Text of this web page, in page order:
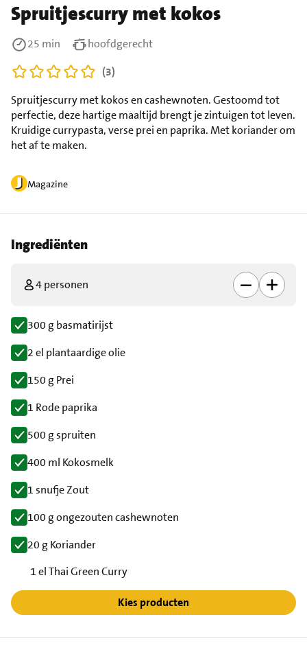
Spruitjescurry met kokos
Magazine
Spruitjescurry met kokos en cashewnoten. Gestoomd tot
perfectie, deze hartige maaltijd brengt je zintuigen tot leven.
Kruidige currypasta, verse prei en paprika. Met koriander om
het af te maken.
25 min
hoofdgerecht
(3)
Ingrediënten
4 personen
300 g basmatirijst
2 el plantaardige olie
150 g Prei
1 Rode paprika
500 g spruiten
400 ml Kokosmelk
1 snufje Zout
100 g ongezouten cashewnoten
20 g Koriander
1 el Thai Green Curry
Kies producten